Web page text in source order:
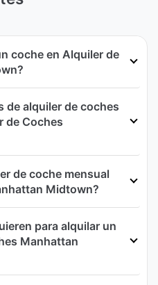
coche en Alquiler de
de alquiler de coches
de Coches
de coche mensual
Midtown?
para alquilar un
Manhattan